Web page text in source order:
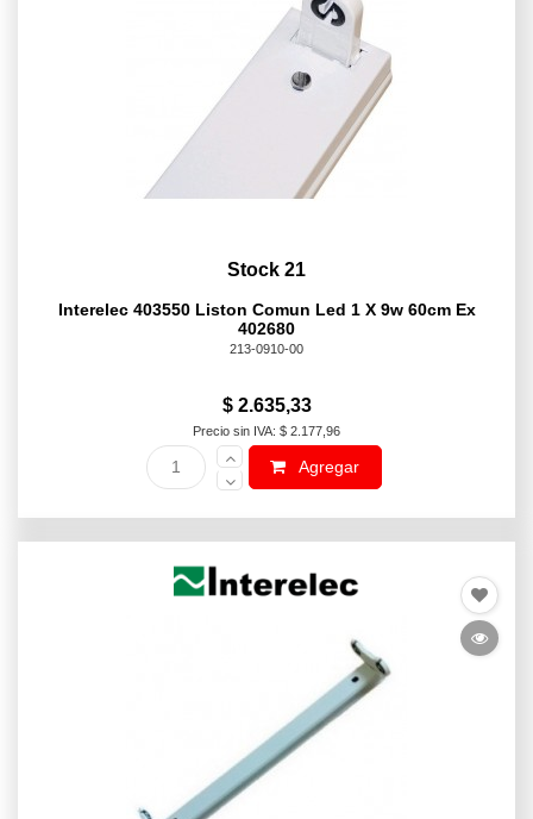
Stock 21
Interelec 403550 Liston Comun Led 1 X 9w 60cm Ex
402680
213-0910-00
$ 2.635,33
Precio sin IVA: $ 2.177,96
Agregar